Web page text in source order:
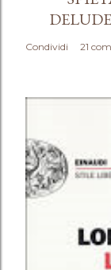
Condividi 21